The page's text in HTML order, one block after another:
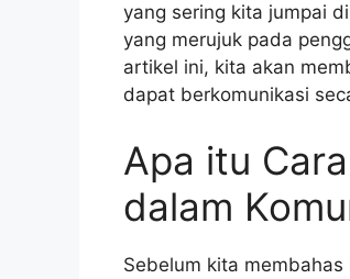
yang sering kita jumpai
yang merujuk pada
artikel ini, kita akan
dapat berkomunikasi
Apa itu
dalam
Sebelum kita